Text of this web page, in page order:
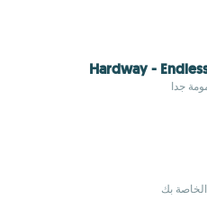
Hardway -
جدا
الخاصة بك